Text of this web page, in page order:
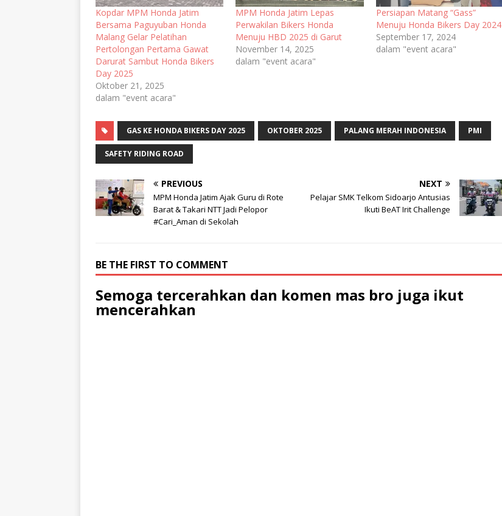
Kopdar MPM Honda Jatim
Bersama Paguyuban Honda
Malang Gelar Pelatihan
Pertolongan Pertama Gawat
Darurat Sambut Honda Bikers
Day 2025
Oktober 21, 2025
dalam "event acara"
MPM Honda Jatim Lepas
Perwakilan Bikers Honda
Menuju HBD 2025 di Garut
November 14, 2025
dalam "event acara"
Persiapan Matang “Gass”
Menuju Honda Bikers Day 2024
September 17, 2024
dalam "event acara"
GAS KE HONDA BIKERS DAY 2025 OKTOBER 2025 PALANG MERAH INDONESIA PMI
SAFETY RIDING ROAD
PREVIOUS
MPM Honda Jatim Ajak Guru di Rote
Barat & Takari NTT Jadi Pelopor
#Cari_Aman di Sekolah
NEXT
Pelajar SMK Telkom Sidoarjo Antusias
Ikuti BeAT Irit Challenge
BE THE FIRST TO COMMENT
Semoga tercerahkan dan komen mas bro juga ikut
mencerahkan